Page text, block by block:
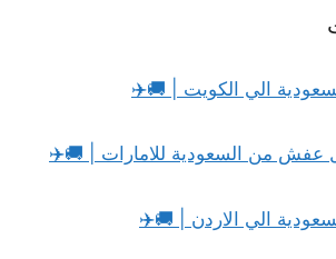
الي الكويت | 🚚✈️
من السعودية للامارات | 🚚✈️
الي الاردن | 🚚✈️